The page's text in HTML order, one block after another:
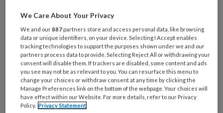
Wil u via TBV (print, platform en nieuwsbrief)
arboprofessionals bereiken? Onze media-
adviseurs helpen u graag met het vinden van
de juiste combinatie van de media-
instrumenten, frequentie, timing en
boodschap om uw campagnedoelstelling te
behalen.
We Care About Your Privacy
We and our887 partners store and access personal data, like browsing
data or unique identifiers, on your device. Selecting I Accept enables
tracking technologies to support the purposes shown under we and our
partners process data to provide. Selecting Reject All or withdrawing your
consent will disable them. If trackers are disabled, some content and ads
you see may not be as relevant to you. You can resurface this menu to
change your choices or withdraw consent at any time by clicking the
Manage Preferences link on the bottom of the webpage. Your choices will
have effect within our Website. For more details, refer to our Privacy
Policy. Privacy Statement